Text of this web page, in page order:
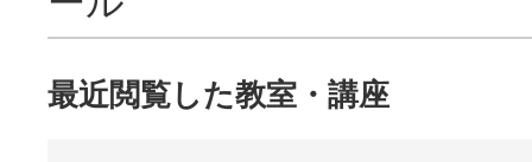
最近閲覧した教室・講座